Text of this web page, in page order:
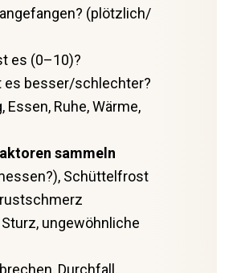
(plötzlich/
es (0–10)?
es besser/schlechter?
Essen, Ruhe, Wärme,
sammeln
Schüttelfrost
ungewöhnliche
Durchfall,